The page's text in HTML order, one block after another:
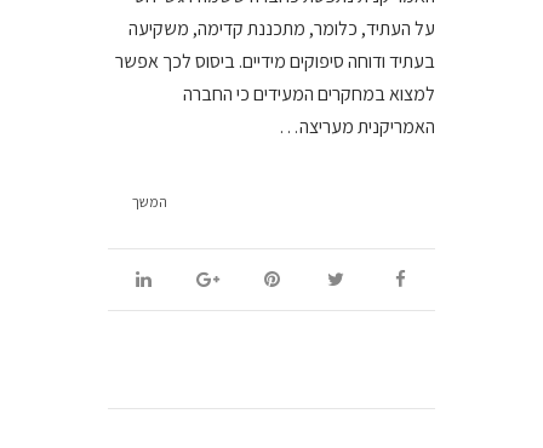
על העתיד, כלומר, מתכננת קדימה, משקיעה
בעתיד ודוחה סיפוקים מידיים. ביסוס לכך אפשר
למצוא במחקרים המעידים כי החברה
האמריקנית מעריצה…
המשך